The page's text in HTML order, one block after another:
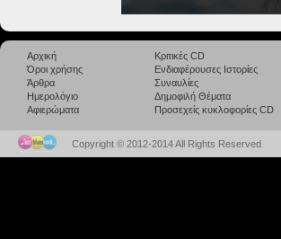
Αρχική
Όροι χρήσης
Άρθρα
Ημερολόγιο
Αφιερώματα
Κριτικές CD
Ενδιαφέρουσες Ιστορίες
Συναυλίες
Δημοφιλή Θέματα
Προσεχείς κυκλοφορίες CD
Copyright © 2012-2014 All Rights Reserved